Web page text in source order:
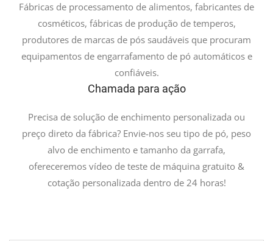
Fábricas de processamento de alimentos, fabricantes de
cosméticos, fábricas de produção de temperos,
produtores de marcas de pós saudáveis ​​que procuram
equipamentos de engarrafamento de pó automáticos e
confiáveis.
Chamada para ação
Precisa de solução de enchimento personalizada ou
preço direto da fábrica? Envie-nos seu tipo de pó, peso
alvo de enchimento e tamanho da garrafa,
ofereceremos vídeo de teste de máquina gratuito &
cotação personalizada dentro de 24 horas!